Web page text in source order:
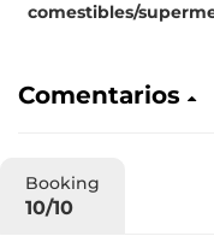
comestibles/
Comentarios
Booking
10/10